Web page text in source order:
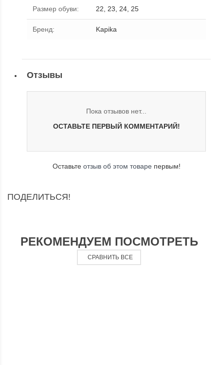
Размер обуви: 22, 23, 24, 25
Бренд: Kapika
Отзывы
Пока отзывов нет...
ОСТАВЬТЕ ПЕРВЫЙ КОММЕНТАРИЙ!
Оставьте отзыв об этом товарепервым!
ПОДЕЛИТЬСЯ!
РЕКОМЕНДУЕМ ПОСМОТРЕТЬ
СРАВНИТЬ ВСЕ